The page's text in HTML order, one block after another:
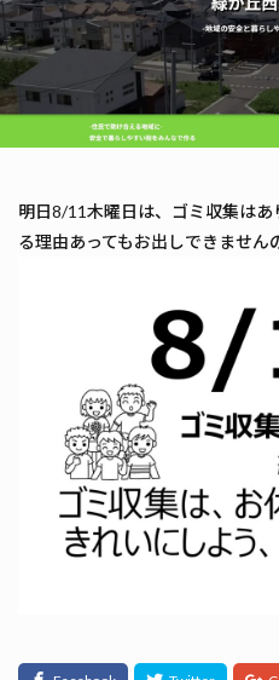
明日8/11木曜日は、ゴミ収集は
る理由あってもお出しできません